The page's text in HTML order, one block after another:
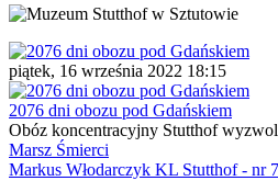
piątek, 16 września 2022 18:15
2076 dni obozu pod Gdańskiem
Obóz koncentracyjny Stutthof
Marsz Śmierci
Markus Włodarczyk KL Stutthof - nr